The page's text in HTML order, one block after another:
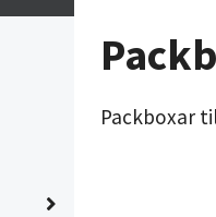
Packboxar